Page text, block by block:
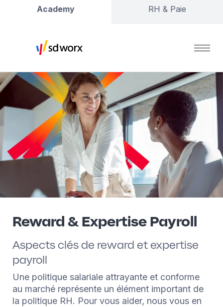
Academy RH & Paie
Reward & Expertise Payroll
Aspects clés de reward et expertise
payroll
Une politique salariale attrayante et conforme
au marché représente un élément important de
la politique RH. Pour vous aider, nous vous en